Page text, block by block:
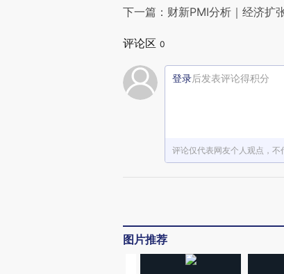
下一篇：财新PMI分析｜经济扩
评论区 0
登录后发表评论得积分
评论仅代表网友个人观点，不
图片推荐